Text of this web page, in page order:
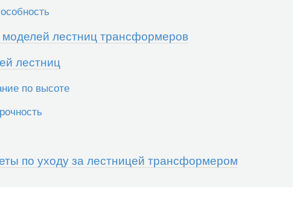
лестниц трансформеров
лестниц
по высоте
по уходу за лестницей трансформером